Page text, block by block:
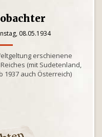
08.05.1934
erschienene
(mit Sudetenland,
1937 auch Österreich)